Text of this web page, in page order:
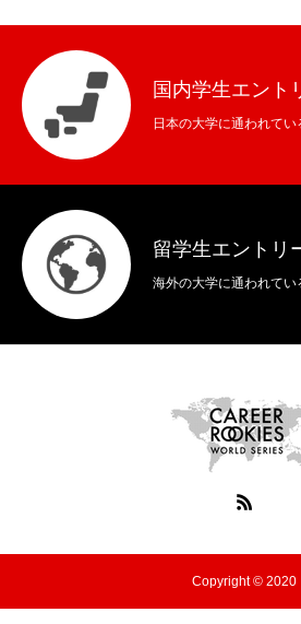
国内学生エント
日本の大学に通われてい
留学生エントリ
海外の大学に通われてい
Copyright © 2020